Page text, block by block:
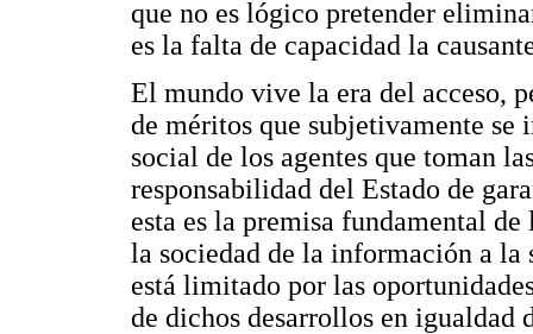
que no es lógico pretender
es la falta de capacidad la
El mundo vive la era del acceso,
de méritos que subjetivamente
social de los agentes que toman
responsabilidad del Estado de
esta es la premisa fundamental
la sociedad de la información a la
está limitado por las
de dichos desarrollos en igualdad